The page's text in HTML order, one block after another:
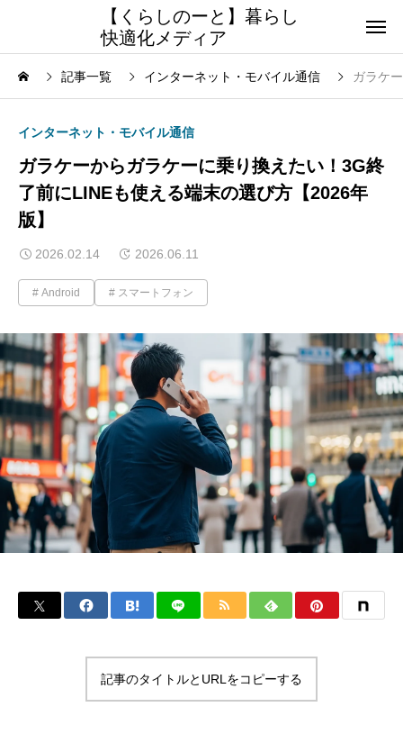
【くらしのーと】暮らし
快適化メディア
記事一覧 インターネット・モバイル通信 ガラケ
インターネット・モバイル通信
ガラケーからガラケーに乗り換えたい！3G終
了前にLINEも使える端末の選び方【2026年
版】
2026.02.14 2026.06.11
Android スマートフォン
記事のタイトルとURLをコピーする